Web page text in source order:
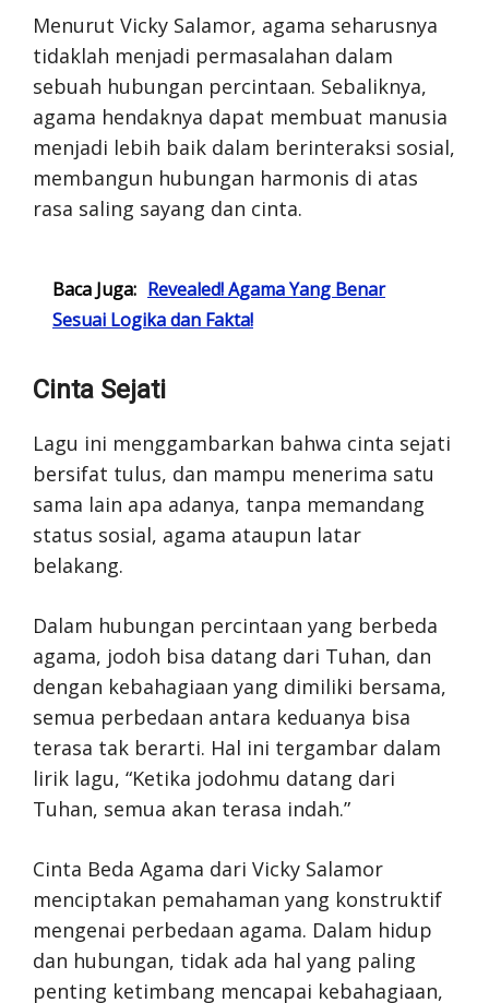
Menurut Vicky Salamor, agama seharusnya
tidaklah menjadi permasalahan dalam
sebuah hubungan percintaan. Sebaliknya,
agama hendaknya dapat membuat manusia
menjadi lebih baik dalam berinteraksi sosial,
membangun hubungan harmonis di atas
rasa saling sayang dan cinta.
Baca Juga: Revealed! Agama Yang Benar
Sesuai Logika dan Fakta!
Cinta Sejati
Lagu ini menggambarkan bahwa cinta sejati
bersifat tulus, dan mampu menerima satu
sama lain apa adanya, tanpa memandang
status sosial, agama ataupun latar
belakang.
Dalam hubungan percintaan yang berbeda
agama, jodoh bisa datang dari Tuhan, dan
dengan kebahagiaan yang dimiliki bersama,
semua perbedaan antara keduanya bisa
terasa tak berarti. Hal ini tergambar dalam
lirik lagu, “Ketika jodohmu datang dari
Tuhan, semua akan terasa indah.”
Cinta Beda Agama dari Vicky Salamor
menciptakan pemahaman yang konstruktif
mengenai perbedaan agama. Dalam hidup
dan hubungan, tidak ada hal yang paling
penting ketimbang mencapai kebahagiaan,